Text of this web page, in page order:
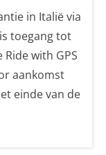
in Italië via
toegang tot
with GPS
aankomst
einde van de